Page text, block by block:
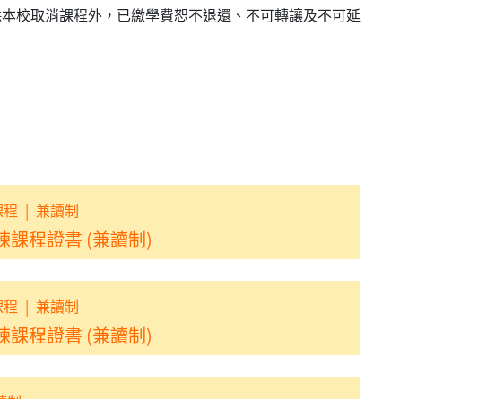
校取消課程外，已繳學費恕不退還、不可轉讓及不可延
| 兼讀制
課程證書 (兼讀制)
| 兼讀制
課程證書 (兼讀制)